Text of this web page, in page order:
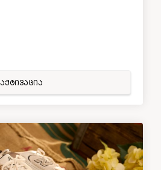
აქტივაცია